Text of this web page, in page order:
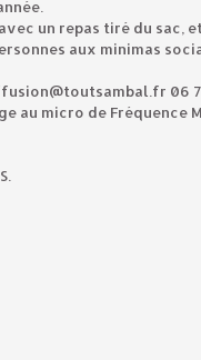
un repas tiré du sac,
aux minimas
06
au micro de Fréquence